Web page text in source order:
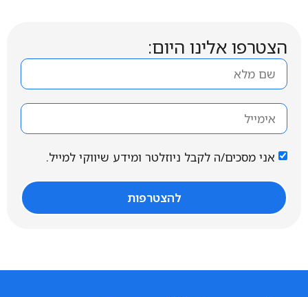
הצטרפו אלינו היום:
אני מסכים/ה לקבל ניוזלטר ומידע שיווקי למייל.
להצטרפות